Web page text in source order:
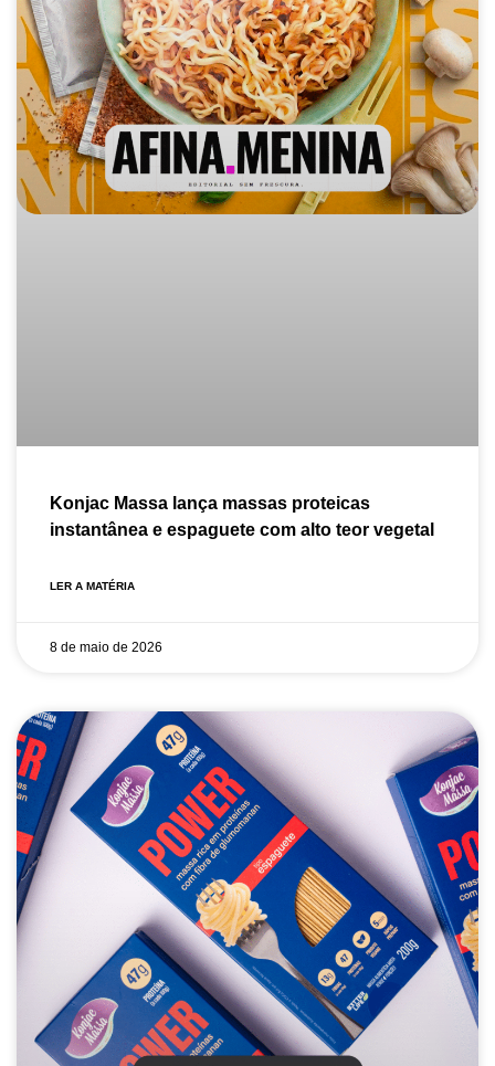
Konjac Massa lança massas proteicas
instantânea e espaguete com alto teor vegetal
LER A MATÉRIA
8 de maio de 2026